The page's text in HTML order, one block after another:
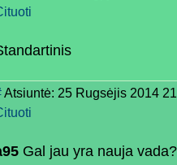
Atsiuntė: 25 Rugsėjis 2014
Gal jau yra nauja vada?